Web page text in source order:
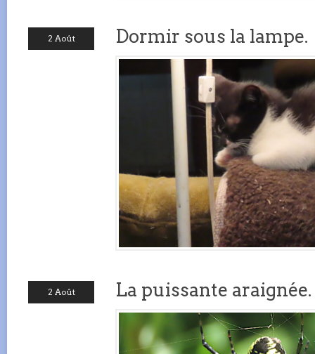
2 Août Dormir sous la lampe.
2 Août La puissante araignée.